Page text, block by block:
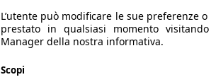
L’utente può modificare le sue preferenze
prestato in qualsiasi momento
Manager della nostra informativa.
Scopi